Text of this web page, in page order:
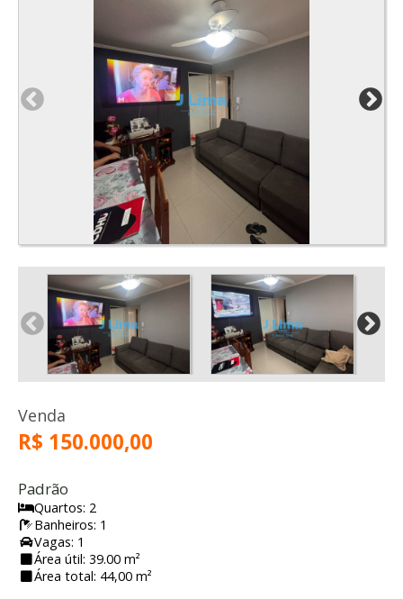
Venda
R$ 150.000,00
Padrão
Quartos: 2
Banheiros: 1
Vagas: 1
Área útil: 39.00 m²
Área total: 44,00 m²